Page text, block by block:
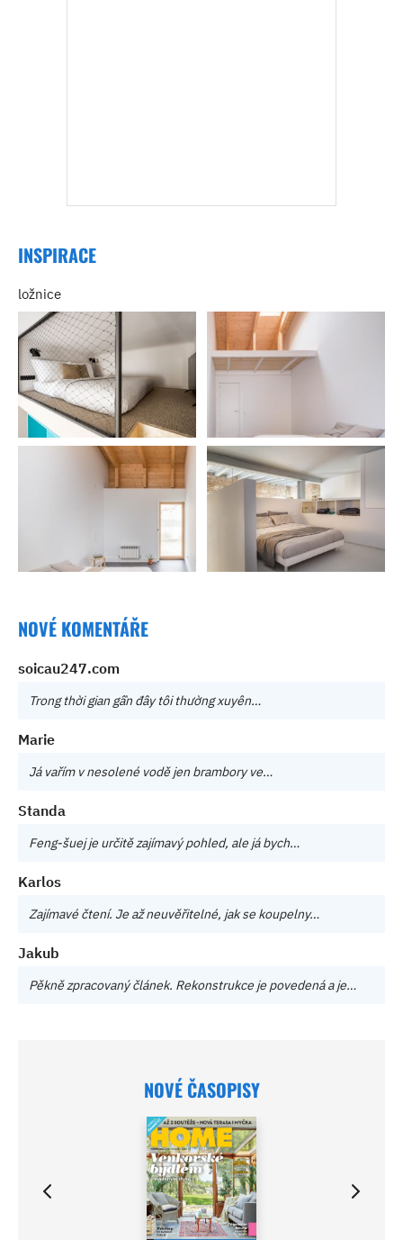
INSPIRACE
ložnice
NOVÉ KOMENTÁŘE
soicau247.com
Trong thời gian gần đây tôi thường xuyên…
Marie
Já vařím v nesolené vodě jen brambory ve…
Standa
Feng-šuej je určitě zajímavý pohled, ale já bych…
Karlos
Zajímavé čtení. Je až neuvěřitelné, jak se koupelny…
Jakub
Pěkně zpracovaný článek. Rekonstrukce je povedená a je…
NOVÉ ČASOPISY